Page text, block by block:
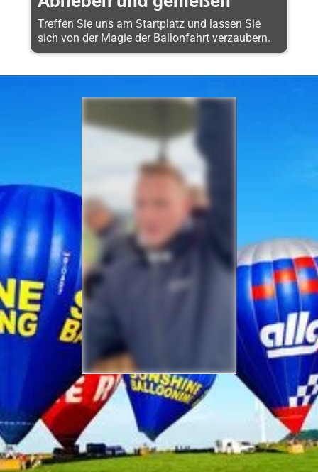
Treffen Sie uns am Startplatz und lassen Sie
sich von der Magie der Ballonfahrt verzaubern.
Sicherheit bei Ihrer
Ballonfahrt – Gut
vorbereitet in die Luft